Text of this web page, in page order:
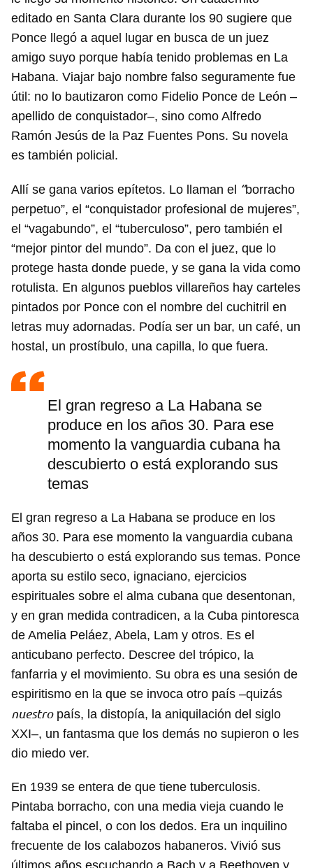
editado en Santa Clara durante los 90 sugiere que
Ponce llegó a aquel lugar en busca de un juez
amigo suyo porque había tenido problemas en La
Habana. Viajar bajo nombre falso seguramente fue
útil: no lo bautizaron como Fidelio Ponce de León –
apellido de conquistador–, sino como Alfredo
Ramón Jesús de la Paz Fuentes Pons. Su novela
es también policial.
Allí se gana varios epítetos. Lo llaman el “borracho
perpetuo”, el “conquistador profesional de mujeres”,
el “vagabundo”, el “tuberculoso”, pero también el
“mejor pintor del mundo”. Da con el juez, que lo
protege hasta donde puede, y se gana la vida como
rotulista. En algunos pueblos villareños hay carteles
pintados por Ponce con el nombre del cuchitril en
letras muy adornadas. Podía ser un bar, un café, un
hostal, un prostíbulo, una capilla, lo que fuera.
El gran regreso a La Habana se
produce en los años 30. Para ese
momento la vanguardia cubana ha
descubierto o está explorando sus
temas
El gran regreso a La Habana se produce en los
años 30. Para ese momento la vanguardia cubana
ha descubierto o está explorando sus temas. Ponce
aporta su estilo seco, ignaciano, ejercicios
espirituales sobre el alma cubana que desentonan,
y en gran medida contradicen, a la Cuba pintoresca
de Amelia Peláez, Abela, Lam y otros. Es el
anticubano perfecto. Descree del trópico, la
fanfarria y el movimiento. Su obra es una sesión de
espiritismo en la que se invoca otro país –quizás
nuestropaís, la distopía, la aniquilación del siglo
XXI–, un fantasma que los demás no supieron o les
dio miedo ver.
En 1939 se entera de que tiene tuberculosis.
Pintaba borracho, con una media vieja cuando le
faltaba el pincel, o con los dedos. Era un inquilino
frecuente de los calabozos habaneros. Vivió sus